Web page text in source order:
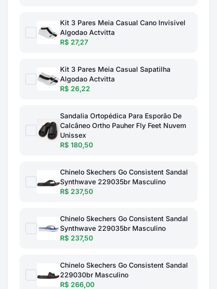
Kit 3 Pares Meia Casual Cano Invisivel
Algodao Actvitta
R$ 27,27
Kit 3 Pares Meia Casual Sapatilha
Algodao Actvitta
R$ 26,22
Sandalia Ortopédica Para Esporão De
Calcâneo Ortho Pauher Fly Feet Nuvem
Unissex
R$ 180,50
Chinelo Skechers Go Consistent Sandal
Synthwave 229035br Masculino
R$ 237,50
Chinelo Skechers Go Consistent Sandal
Synthwave 229035br Masculino
R$ 237,50
Chinelo Skechers Go Consistent Sandal
229030br Masculino
R$ 266,00